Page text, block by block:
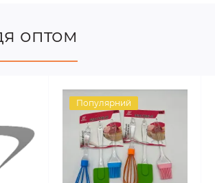
оптом
Популярний